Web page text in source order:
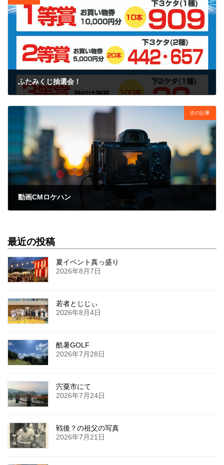
ふたみくじ抽選会！
次の記事
動画CMロケハン
最近の投稿
夏イベント真っ盛り
2026年8月7日
若者とじじぃ
2026年8月4日
酷暑GOLF
2026年7月28日
宍粟市にて
2026年7月24日
戦後？の祖父の写真
2026年7月21日